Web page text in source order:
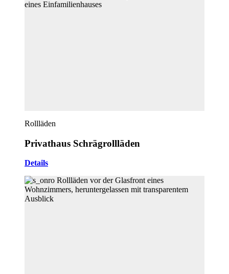
Rollläden
Privathaus Schrägrollläden
Details